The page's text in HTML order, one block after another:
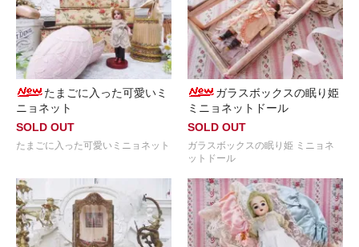
たまごに入った可愛いミ
ニョネット
SOLD OUT
たまごに入った可愛いミニョネット
ガラスボックスの眠り姫
ミニョネットドール
SOLD OUT
ガラスボックスの眠り姫 ミニョネ
ットドール